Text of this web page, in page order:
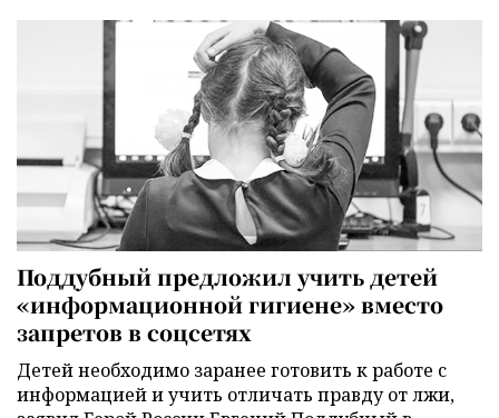
Поддубный предложил учить детей
«информационной гигиене» вместо
запретов в соцсетях
Детей необходимо заранее готовить к работе с
информацией и учить отличать правду от лжи,